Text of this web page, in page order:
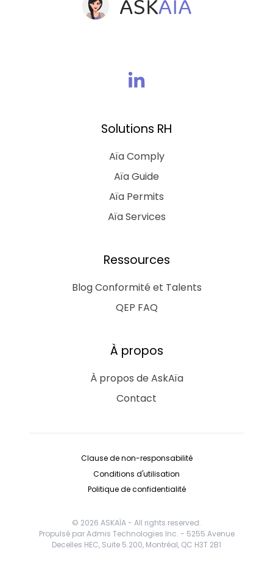
Rejoins
Linkedin
Solutions RH
Aïa Comply
Aïa Guide
Aïa Permits
Aïa Services
Ressources
Blog Conformité et Talents
QEP FAQ
À propos
À propos de AskAïa
Contact
Clause de non-responsabilité
Conditions d'utilisation
Politique de confidentialité
© 2026 ASKAÏA - All rights reserved.
Propulsé par Admis Technologies Inc. - 5255 Avenue
Decelles HEC, Suite 5.200, Montréal, QC H3T 2B1